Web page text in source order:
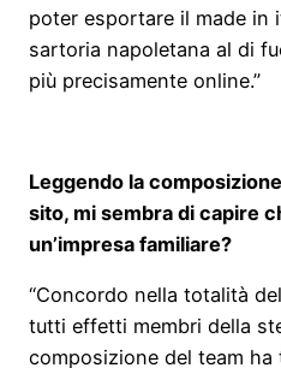
poter esportare il made in
sartoria napoletana al di
più precisamente online.”
Leggendo la
sito, mi sembra di capire
un’impresa familiare?
“Concordo nella totalità
tutti effetti membri della
composizione del team